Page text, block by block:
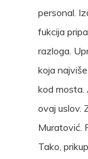
personal.
fukcija
razloga.
koja
kod mosta.
ovaj uslov.
Muratović.
Tako,